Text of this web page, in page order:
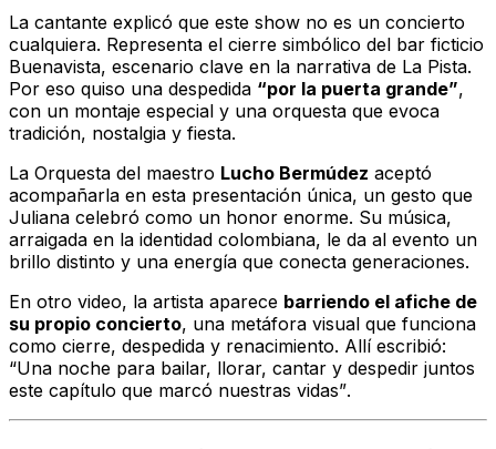
La cantante explicó que este show no es un concierto
cualquiera. Representa el cierre simbólico del bar ficticio
Buenavista, escenario clave en la narrativa de La Pista.
Por eso quiso una despedida “por la puerta grande”,
con un montaje especial y una orquesta que evoca
tradición, nostalgia y fiesta.
La Orquesta del maestro Lucho Bermúdez aceptó
acompañarla en esta presentación única, un gesto que
Juliana celebró como un honor enorme. Su música,
arraigada en la identidad colombiana, le da al evento un
brillo distinto y una energía que conecta generaciones.
En otro video, la artista aparece barriendo el afiche de
su propio concierto, una metáfora visual que funciona
como cierre, despedida y renacimiento. Allí escribió:
“Una noche para bailar, llorar, cantar y despedir juntos
este capítulo que marcó nuestras vidas”.